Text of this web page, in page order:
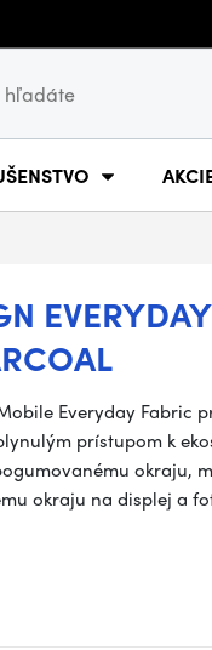
Everyday Fabric
prístupom k
okraju,
okraju na displej a